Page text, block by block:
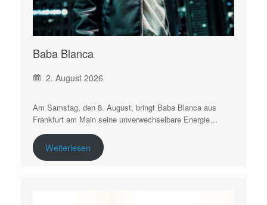
Baba Blanca
2. August 2026
Am Samstag, den 8. August, bringt Baba Blanca aus
Frankfurt am Main seine unverwechselbare Energie…
Weiterlesen